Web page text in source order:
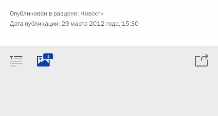
Опубликован в разделе: Новости
Дата публикации:29 марта 2012 года, 15:30
1